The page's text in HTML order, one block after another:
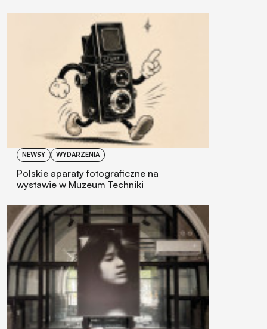
NEWSY WYDARZENIA
Polskie aparaty fotograficzne na
wystawie w Muzeum Techniki